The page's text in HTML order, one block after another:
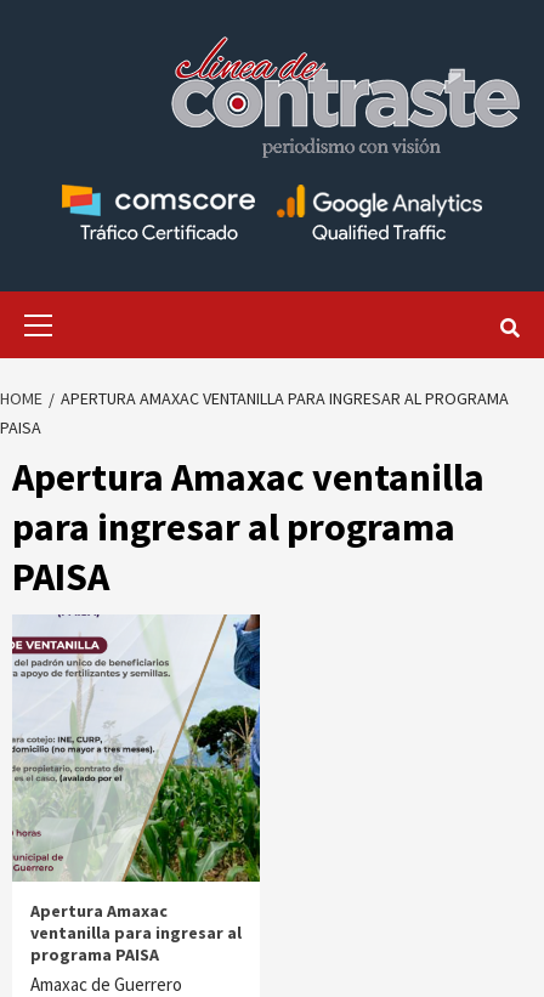
HOME
APERTURA AMAXAC VENTANILLA PARA INGRESAR AL PROGRAMA
PAISA
Apertura Amaxac ventanilla
para ingresar al programa
PAISA
Apertura Amaxac
ventanilla para ingresar al
programa PAISA
Amaxac de Guerrero